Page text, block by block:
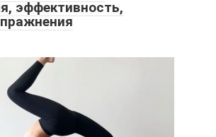
эффективность,